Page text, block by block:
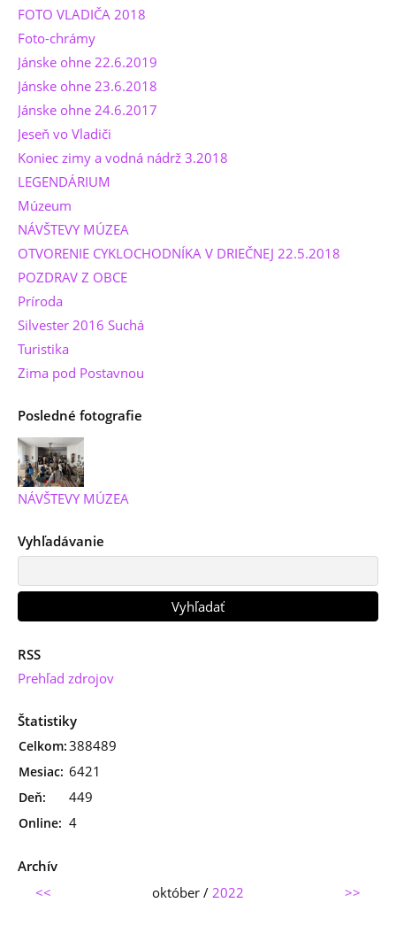
FOTO VLADIČA 2018
Foto-chrámy
Jánske ohne 22.6.2019
Jánske ohne 23.6.2018
Jánske ohne 24.6.2017
Jeseň vo Vladiči
Koniec zimy a vodná nádrž 3.2018
LEGENDÁRIUM
Múzeum
NÁVŠTEVY MÚZEA
OTVORENIE CYKLOCHODNÍKA V DRIEČNEJ 22.5.2018
POZDRAV Z OBCE
Príroda
Silvester 2016 Suchá
Turistika
Zima pod Postavnou
Posledné fotografie
NÁVŠTEVY MÚZEA
Vyhľadávanie
RSS
Prehľad zdrojov
Štatistiky
Online: 4
Celkom:388489
Mesiac: 6421
Deň: 449
Archív
<<
október / 2022 >>